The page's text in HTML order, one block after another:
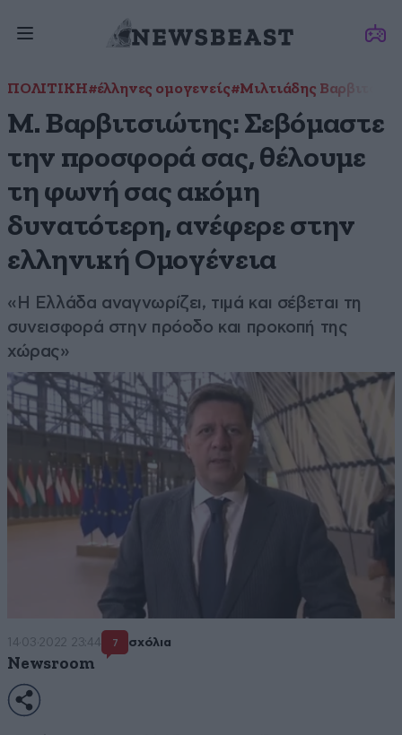
ΠΟΛΙΤΙΚΗ#έλληνες ομογενείς#Μιλτιάδης
Μ. Βαρβιτσιώτης: Σεβόμαστε
την προσφορά σας, θέλουμε
τη φωνή σας ακόμη
δυνατότερη, ανέφερε στην
ελληνική Ομογένεια
«Η Ελλάδα αναγνωρίζει, τιμά και σέβεται τη
συνεισφορά στην πρόοδο και προκοπή της
χώρας»
14·03·2022 23:44 7 σχόλια
Newsroom